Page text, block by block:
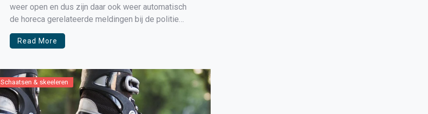
weer open en dus zijn daar ook weer automatisch
de horeca gerelateerde meldingen bij de politie
en ambulances. Opstootjes die moeten worden
beslecht, scheldpartijen die op een handgemeen
hulpdiensten bij worden geroepen. De
wijkagenten moesten diverse […]
Read More
Schaatsen & skeeleren